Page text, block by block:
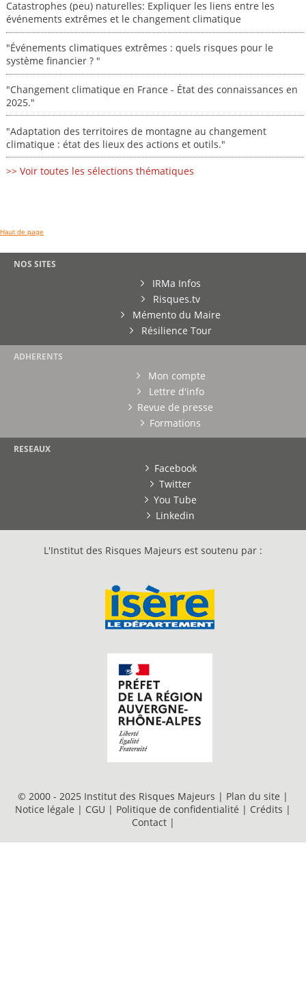
Catastrophes (peu) naturelles: Expliquer les liens entre les
événements extrêmes et le changement climatique
"Événements climatiques extrêmes : quels risques pour le
système financier ? "
"Changement climatique en France - État des connaissances en
2025."
"Adaptation des territoires de montagne au changement
climatique : état des lieux des actions et outils."
>> Voir toutes les sélections thématiques
Haut de page
NOS SITES
IRMa Infos
Risques.tv
Mémento du Maire
Résilience Tour
ADHERENTS
Mon compte
Lettre d'info
Revue de presse
Formations
RESEAUX
Facebook
Twitter
You Tube
Linkedin
L'Institut des Risques Majeurs est soutenu par :
© 2000 - 2025 Institut des Risques Majeurs | Plan du site |
Notice légale | CGU | Politique de confidentialité | Crédits |
Contact |